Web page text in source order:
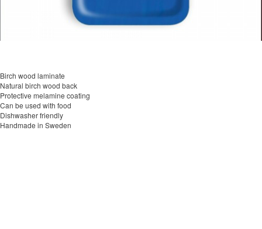
Birch wood laminate
Natural birch wood back
Protective melamine coating
Can be used with food
Dishwasher friendly
Handmade in Sweden